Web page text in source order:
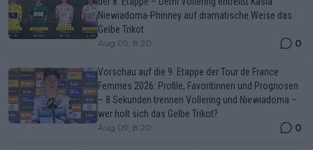
Niewiadoma-Phinney auf dramatische Weise das
Gelbe Trikot
Aug 09, 8:20 0
Vorschau auf die 9. Etappe der Tour de France
Femmes 2026: Profile, Favoritinnen und Prognosen
– 8 Sekunden trennen Vollering und Niewiadoma –
wer holt sich das Gelbe Trikot?
Aug 09, 8:20 0